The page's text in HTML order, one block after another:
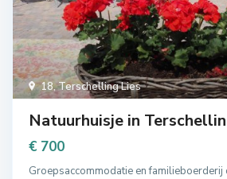
18,Terschelling Lies
Natuurhuisje in
€ 700
Groepsaccommodatie en